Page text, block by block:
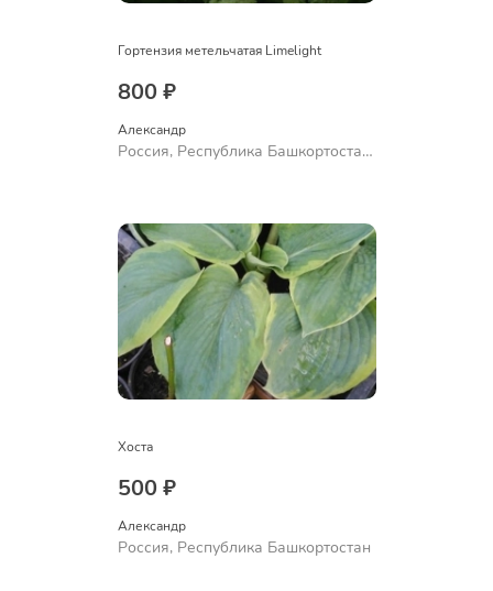
Гортензия метельчатая Limelight
800 ₽
Александр
Россия, Республика Башкортостан,
Хоста
500 ₽
Александр
Россия, Республика Башкортостан